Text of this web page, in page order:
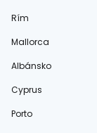
Rím
Mallorca
Albánsko
Cyprus
Porto